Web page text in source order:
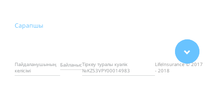
Сарапшы
Пайдаланушының
келісімі
БайланысТіркеу туралы куәлік
№KZ53VPY00014983
LifeInsurance © 2017
- 2018